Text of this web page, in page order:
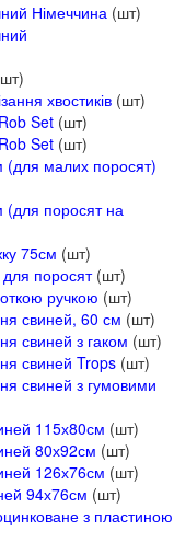
Німеччина (шт)
хвостиків (шт)
Set (шт)
Set (шт)
малих поросят)
поросят на
75см (шт)
для поросят(шт)
ручкою (шт)
свиней, 60 см (шт)
свиней з гаком (шт)
свиней Trops (шт)
свиней з гумовими
115х80см (шт)
80х92см (шт)
126х76см (шт)
94х76см (шт)
з пластиною